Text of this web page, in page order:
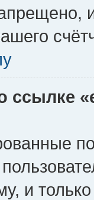
ссылке
и